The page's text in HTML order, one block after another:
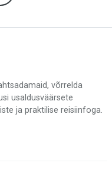
võrrelda
usaldusväärsete
ja praktilise reisiinfoga.